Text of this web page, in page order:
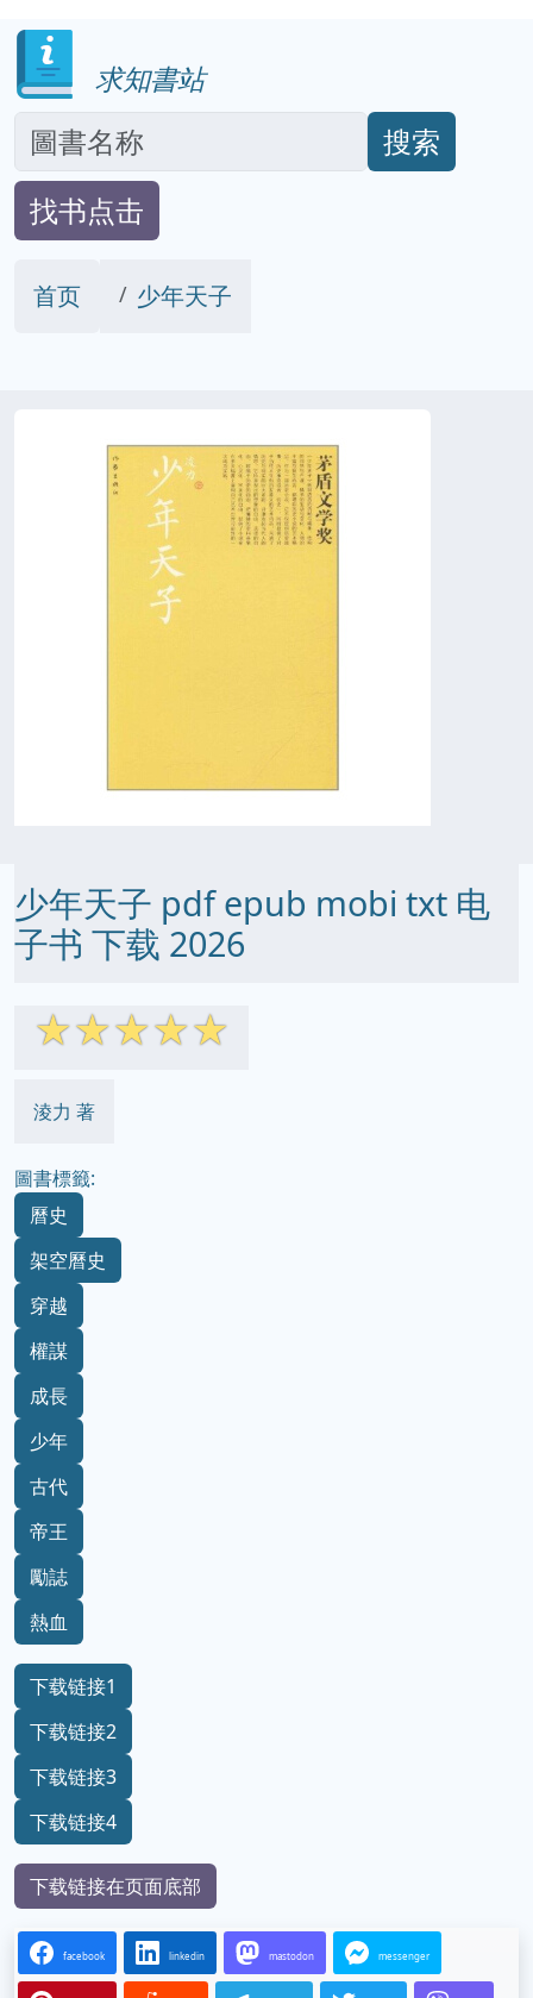
求知書站
搜索
找书点击
首页 少年天子
少年天子 pdf epub mobi txt 电
子书 下载 2026
☆☆☆☆☆
淩力 著
圖書標籤:
曆史
架空曆史
穿越
權謀
成長
少年
古代
帝王
勵誌
熱血
下载链接1
下载链接2
下载链接3
下载链接4
下载链接在页面底部
facebook linkedin mastodon messenger